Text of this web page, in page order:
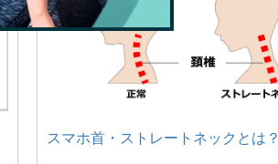
スマホ首・ストレートネックとは？